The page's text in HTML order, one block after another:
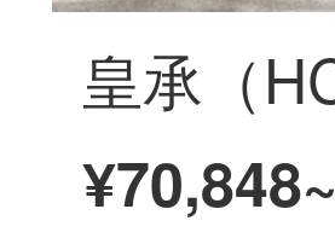
¥70,848~